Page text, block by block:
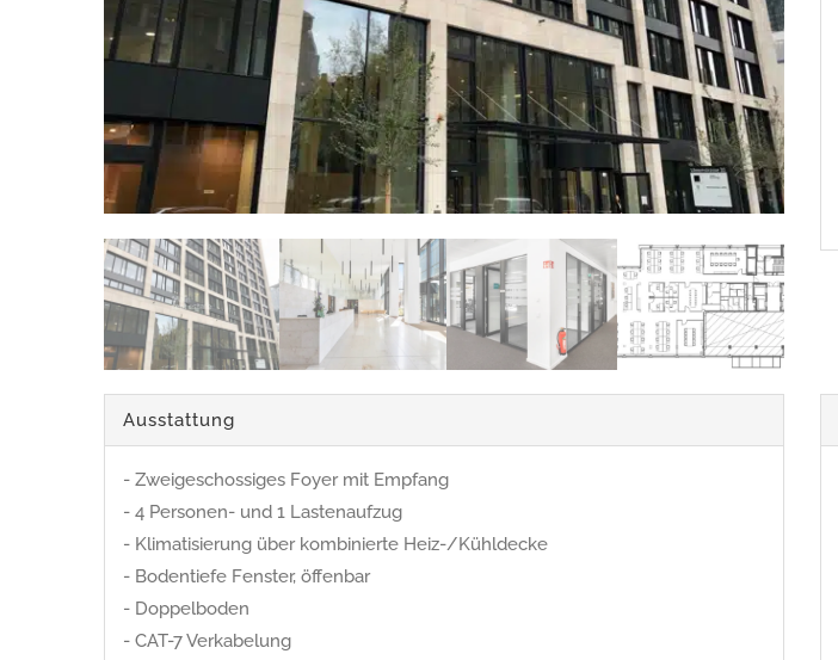
Ausstattung
- Zweigeschossiges Foyer mit Empfang
- 4 Personen- und 1 Lastenaufzug
- Klimatisierung über kombinierte Heiz-/Kühldecke
- Bodentiefe Fenster, öffenbar
- Doppelboden
- CAT-7 Verkabelung